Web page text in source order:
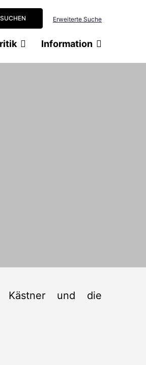
SUCHEN Erweiterte Suche
Information